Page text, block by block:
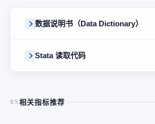
数据说明书（Data Dictionary）
Stata 读取代码
05 相关指标推荐